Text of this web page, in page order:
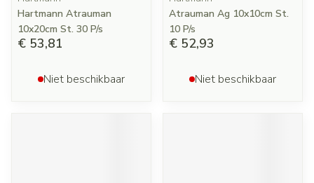
Hartmann Atrauman
10x20cm St. 30 P/s
€ 53,81
Niet beschikbaar
Atrauman Ag 10x10cm St.
10 P/s
€ 52,93
Niet beschikbaar